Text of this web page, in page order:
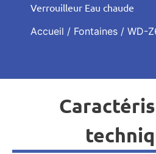
Verrouilleur Eau chaude
Accueil / Fontaines / WD-